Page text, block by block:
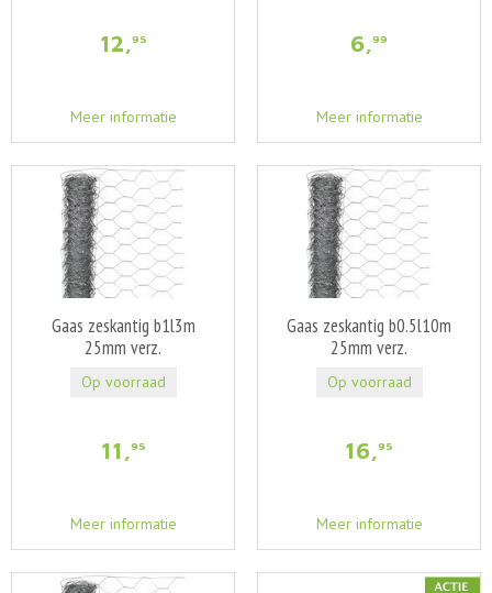
12,95
Meer informatie
6,99
Meer informatie
Gaas zeskantig b1l3m
25mm verz.
11 ,95
Meer informatie
Op voorraad
Gaas zeskantig b0.5l10m
25mm verz.
16,95
Meer informatie
Op voorraad